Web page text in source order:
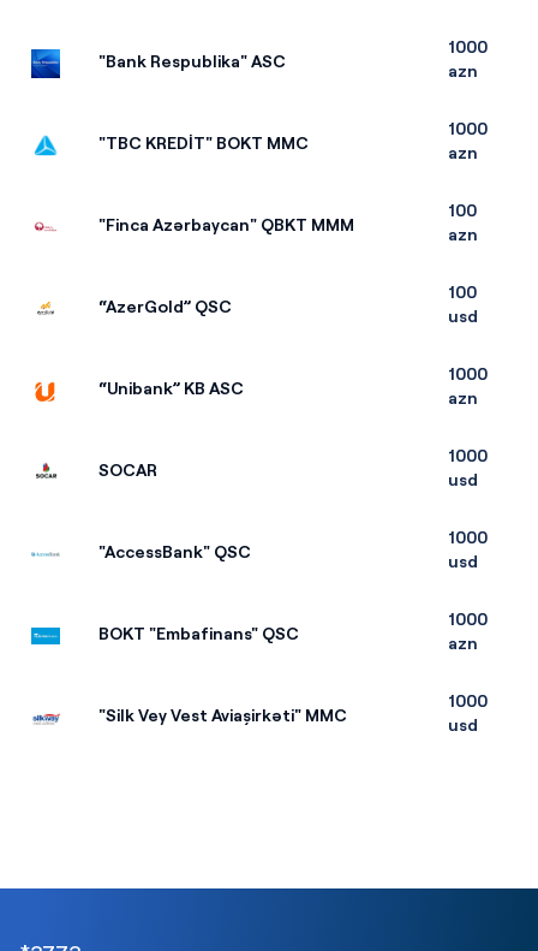
"Bank Respublika" ASC
1000
azn
"TBC KREDİT" BOKT MMC
1000
azn
"Finca Azərbaycan" QBKT MMM
100
azn
“AzerGold” QSC
100
usd
“Unibank” KB ASC
1000
azn
SOCAR
1000
usd
"AccessBank" QSC
1000
usd
BOKT "Embafinans" QSC
1000
azn
"Silk Vey Vest Aviaşirkəti" MMC
1000
usd